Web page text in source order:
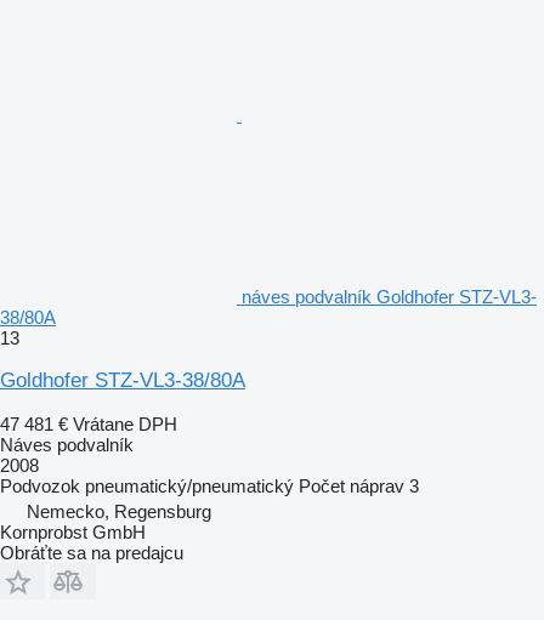
náves podvalník Goldhofer STZ-VL3-
38/80A
13
Goldhofer STZ-VL3-38/80A
47 481 € Vrátane DPH
Náves podvalník
2008
Podvozok pneumatický/pneumatický Počet náprav 3
Nemecko, Regensburg
Kornprobst GmbH
Obráťte sa na predajcu